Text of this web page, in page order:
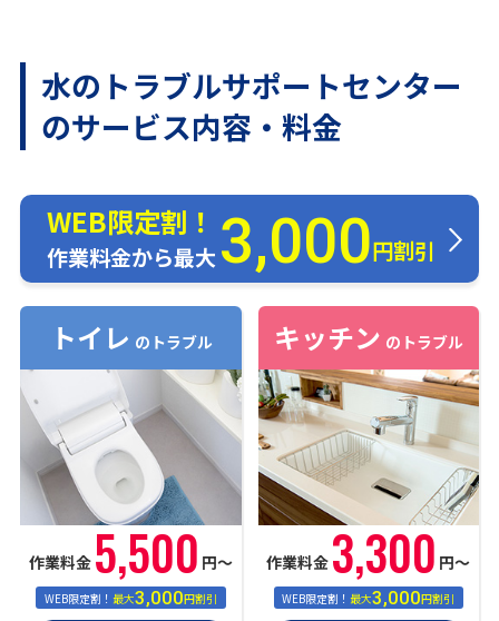
水のトラブルサポートセンター
のサービス内容・料金
WEB限定割！
作業料金から最大3,000円割引
トイレ のトラブル
作業料金 5,500 円〜
WEB限定割！最大3,000円割引
キッチン のトラブル
作業料金 3,300 円〜
WEB限定割！最大3,000円割引